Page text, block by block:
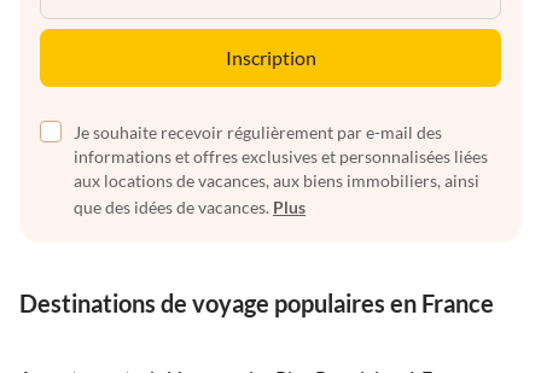
Inscription
Je souhaite recevoir régulièrement par e-mail des
informations et offres exclusives et personnalisées liées
aux locations de vacances, aux biens immobiliers, ainsi
que des idées de vacances. Plus
Destinations de voyage populaires en France